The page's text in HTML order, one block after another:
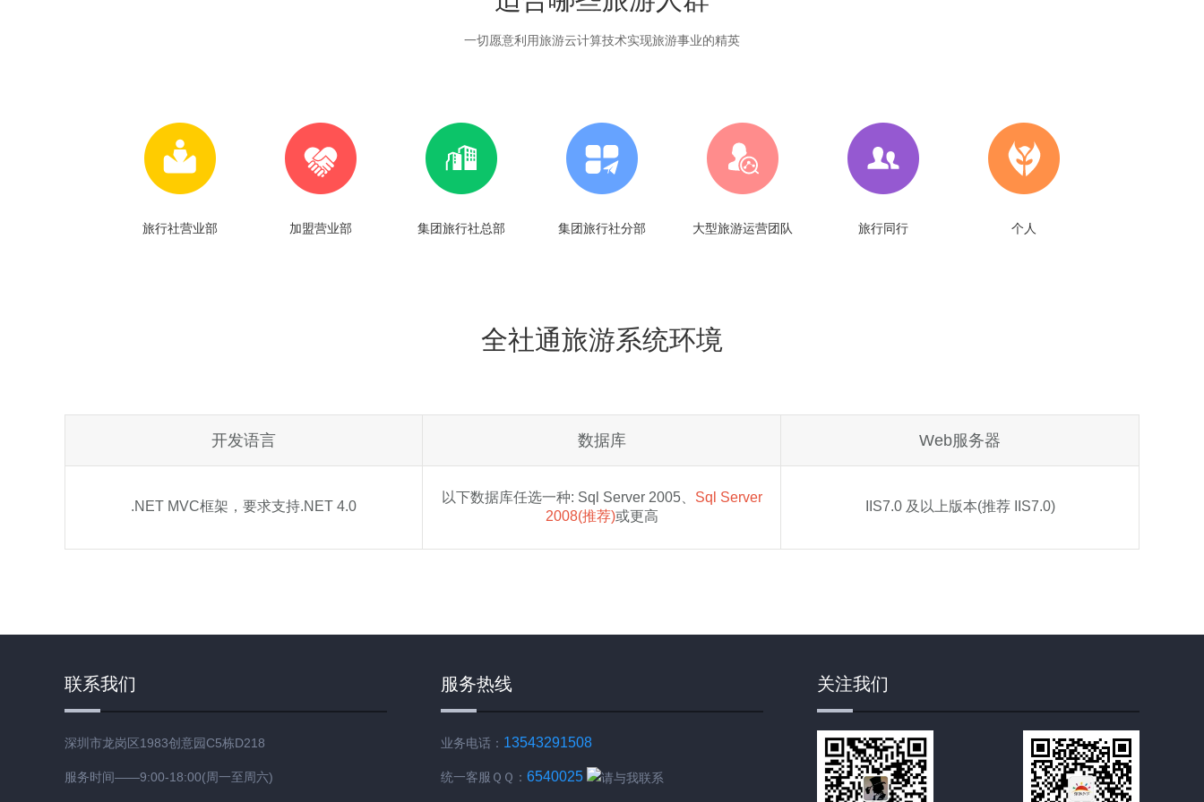
一切愿意利用旅游云计算技术实现旅游事业的精英
旅行社营业部 加盟营业部 集团旅行社总部 集团旅行社分部 大型旅游运营团队 旅行同行 个人
全社通旅游系统环境
开发语言 数据库 Web服务器
.NET MVC框架，要求支持.NET 4.0
以下数据库任选一种: Sql Server 2005、 Sql Server
2008(推荐)或更高
IIS7.0 及以上版本(推荐 IIS7.0)
联系我们
深圳市龙岗区1983创意园C5栋D218
服务时间——9:00-18:00(周一至周六)
服务热线
业务电话： 13543291508
统一客服ＱＱ： 6540025
关注我们